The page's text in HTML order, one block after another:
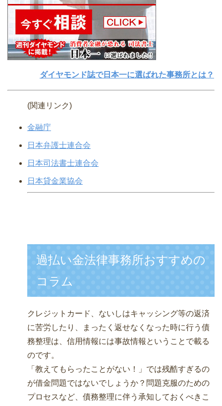
ダイヤモンド誌で日本一に選ばれた事務所とは？
(関連リンク)
金融庁
日本弁護士連合会
日本司法書士連合会
日本貸金業協会
過払い金法律事務所おすすめの
コラム
クレジットカード、ないしはキャッシング等の返済
に苦労したり、まったく返せなくなった時に行う債
務整理は、信用情報には事故情報ということで載る
のです。
「教えてもらったことがない！」では残酷すぎるの
が借金問題ではないでしょうか？問題克服のための
プロセスなど、債務整理に伴う承知しておくべきこ